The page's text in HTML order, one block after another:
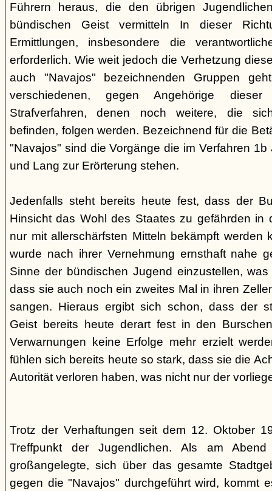
Führern heraus, die den übrigen
bündischen Geist vermitteln In dieser
Ermittlungen, insbesondere die
erforderlich. Wie weit jedoch die Verhetzung
auch "Navajos" bezeichnenden Gruppen
verschiedenen, gegen Angehörige dieser
Strafverfahren, denen noch weitere, die
befinden, folgen werden. Bezeichnend für die
"Navajos" sind die Vorgänge die im Verfahren
und Lang zur Erörterung stehen.
Jedenfalls steht bereits heute fest, dass der
Hinsicht das Wohl des Staates zu gefährden in
nur mit allerschärfsten Mitteln bekämpft werden
wurde nach ihrer Vernehmung ernsthaft nahe
Sinne der bündischen Jugend einzustellen,
dass sie auch noch ein zweites Mal in ihren
sangen. Hieraus ergibt sich schon, dass der
Geist bereits heute derart fest in den
Verwarnungen keine Erfolge mehr erzielt
fühlen sich bereits heute so stark, dass sie die
Autorität verloren haben, was nicht nur der
Trotz der Verhaftungen seit dem 12. Oktober
Treffpunkt der Jugendlichen. Als am
großangelegte, sich über das gesamte
gegen die "Navajos" durchgeführt wird, kommt